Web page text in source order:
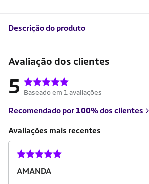
Descrição do produto
Avaliação dos clientes
5 Baseado em 1 avaliações
Recomendado por 100%dos clientes
Avaliações mais recentes
AMANDA